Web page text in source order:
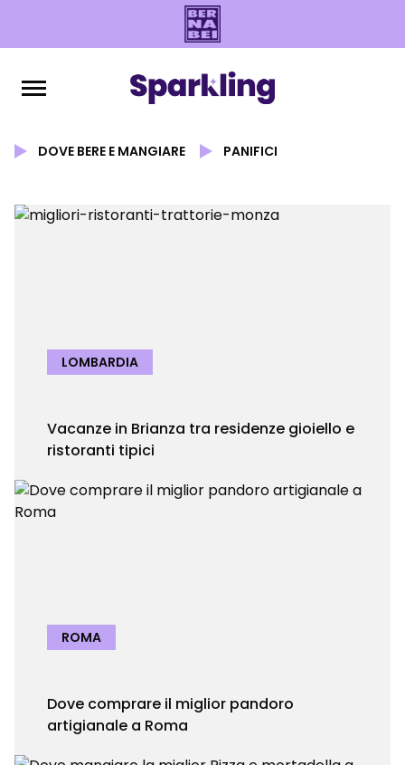
DOVE BERE E MANGIARE PANIFICI
LOMBARDIA
Vacanze in Brianza tra residenze gioiello e
ristoranti tipici
ROMA
Dove comprare il miglior pandoro
artigianale a Roma